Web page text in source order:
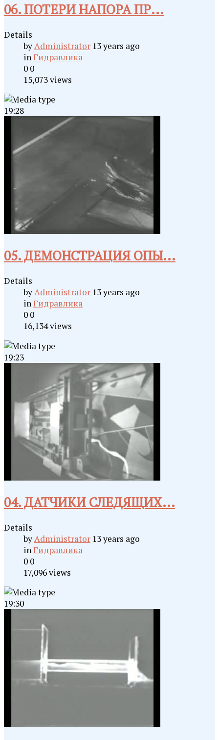
06. ПОТЕРИ НАПОРА ПР...
Details
byAdministrator 13 years ago
inГидравлика
0 0
15,073 views
19:28
05. ДЕМОНСТРАЦИЯ ОПЫ...
Details
byAdministrator 13 years ago
inГидравлика
0 0
16,134 views
19:23
04. ДАТЧИКИ СЛЕДЯЩИХ...
Details
byAdministrator 13 years ago
inГидравлика
0 0
17,096 views
19:30